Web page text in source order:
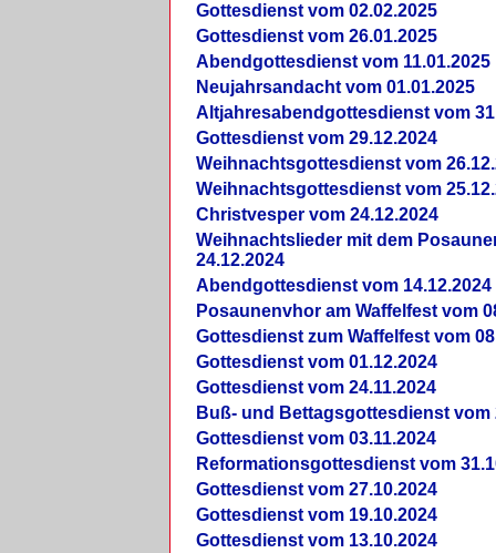
Gottesdienst vom 02.02.2025
Gottesdienst vom 26.01.2025
Abendgottesdienst vom 11.01.2025
Neujahrsandacht vom 01.01.2025
Altjahresabendgottesdienst vom
Gottesdienst vom 29.12.2024
Weihnachtsgottesdienst vom
Weihnachtsgottesdienst vom
Christvesper vom 24.12.2024
Weihnachtslieder mit dem
24.12.2024
Abendgottesdienst vom 14.12.2024
Posaunenvhor am Waffelfest vom
Gottesdienst zum Waffelfest vom
Gottesdienst vom 01.12.2024
Gottesdienst vom 24.11.2024
Buß- und Bettagsgottesdienst vom
Gottesdienst vom 03.11.2024
Reformationsgottesdienst vom
Gottesdienst vom 27.10.2024
Gottesdienst vom 19.10.2024
Gottesdienst vom 13.10.2024